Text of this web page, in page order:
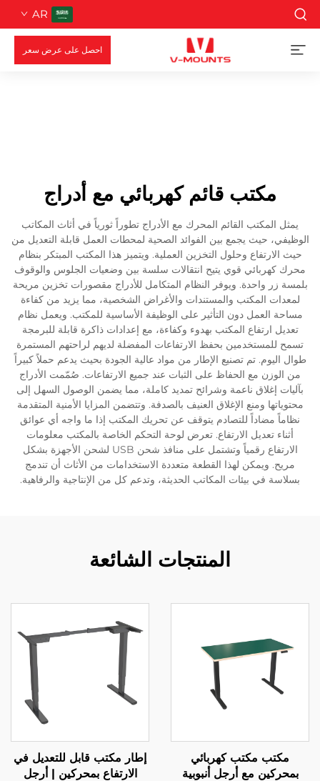
AR
احصل على عرض سعر
مكتب قائم كهربائي مع أدراج
يمثل المكتب القائم المحرك مع الأدراج تطوراً ثورياً في أثاث المكاتب
الوظيفي، حيث يجمع بين الفوائد الصحية لمحطات العمل قابلة التعديل من
حيث الارتفاع وحلول التخزين العملية. ويتميز هذا المكتب المبتكر بنظام
محرك كهربائي قوي يتيح انتقالات سلسة بين وضعيات الجلوس والوقوف
بلمسة زر واحدة. ويوفر النظام المتكامل للأدراج مقصورات تخزين مريحة
لمعدات المكتب والمستندات والأغراض الشخصية، مما يزيد من كفاءة
مساحة العمل دون التأثير على الوظيفة الأساسية للمكتب. ويعمل نظام
تعديل ارتفاع المكتب بهدوء وكفاءة، مع إعدادات ذاكرة قابلة للبرمجة
تسمح للمستخدمين بحفظ الارتفاعات المفضلة لديهم لراحتهم المستمرة
طوال اليوم. تم تصنيع الإطار من مواد عالية الجودة بحيث يدعم حملاً كبيراً
من الوزن مع الحفاظ على الثبات عند جميع الارتفاعات. صُمّمت الأدراج
بآليات إغلاق ناعمة وشرائح تمديد كاملة، مما يضمن الوصول السهل إلى
محتوياتها ومنع الإغلاق العنيف بالصدفة. وتتضمن المزايا الأمنية المتقدمة
نظاماً مضاداً للتصادم يتوقف عن تحريك المكتب إذا ما واجه أي عوائق
أثناء تعديل الارتفاع. تعرض لوحة التحكم الخاصة بالمكتب معلومات
الارتفاع رقمياً وتشتمل على منافذ شحن USB لشحن الأجهزة بشكل
مريح. ويمكن لهذا القطعة متعددة الاستخدامات من الأثاث أن تندمج
بسلاسة في بيئات المكاتب الحديثة، وتدعم كل من الإنتاجية والرفاهية.
المنتجات الشائعة
مكتب مكتب كهربائي
بمحركين مع أرجل أنبوبية
إطار مكتب قابل للتعديل في
الارتفاع بمحركين | أرجل